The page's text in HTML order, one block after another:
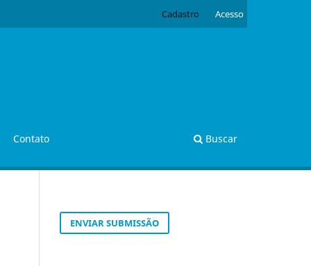
Contato Buscar
Cadastro Acesso
ENVIAR SUBMISSÃO